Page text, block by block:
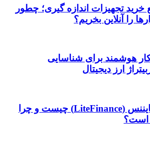
خرید تجهیزات اندازه گیری؛ چطور
را آنلاین بخریم؟
هوشمند برای شناسایی
ارز دیجیتال
بروکر لایت فایننس (LiteFinance) چیست و چرا
است؟